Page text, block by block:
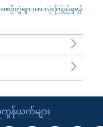
စဉ်တွဲများအားလုံးကြည့်ရှုရန်
န်ယက်များ